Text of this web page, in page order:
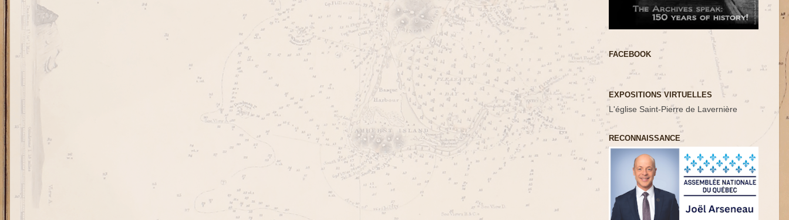
FACEBOOK
EXPOSITIONS VIRTUELLES
L'église Saint-Pierre de Lavernière
RECONNAISSANCE